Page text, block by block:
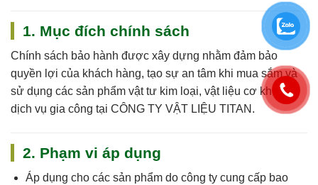
1. Mục đích chính sách
Chính sách bảo hành được xây dựng nhằm đảm bảo
quyền lợi của khách hàng, tạo sự an tâm khi mua sắm và
sử dụng các sản phẩm vật tư kim loại, vật liệu cơ khí và
dịch vụ gia công tại CÔNG TY VẬT LIỆU TITAN .
2. Phạm vi áp dụng
Áp dụng cho các sản phẩm do công ty cung cấpbao